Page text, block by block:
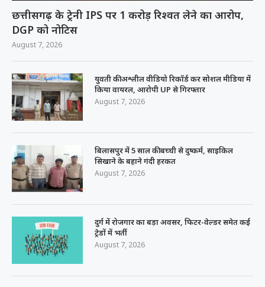
छत्तीसगढ़ के ट्रेनी IPS पर 1 करोड़ रिश्वत लेने का आरोप,
DGP को नोटिस
August 7, 2026
युवती की अश्लील वीडियो रिकॉर्ड कर सोशल मीडिया में
किया वायरल, आरोपी UP से गिरफ्तार
August 7, 2026
बिलासपुर में 5 साल की बच्ची से दुष्कर्म, साइकिल
सिखाने के बहाने गंदी हरकत
August 7, 2026
दुर्ग में रोजगार का बड़ा अवसर, फिटर-वेल्डर समेत कई
ट्रेडों में भर्ती
August 7, 2026